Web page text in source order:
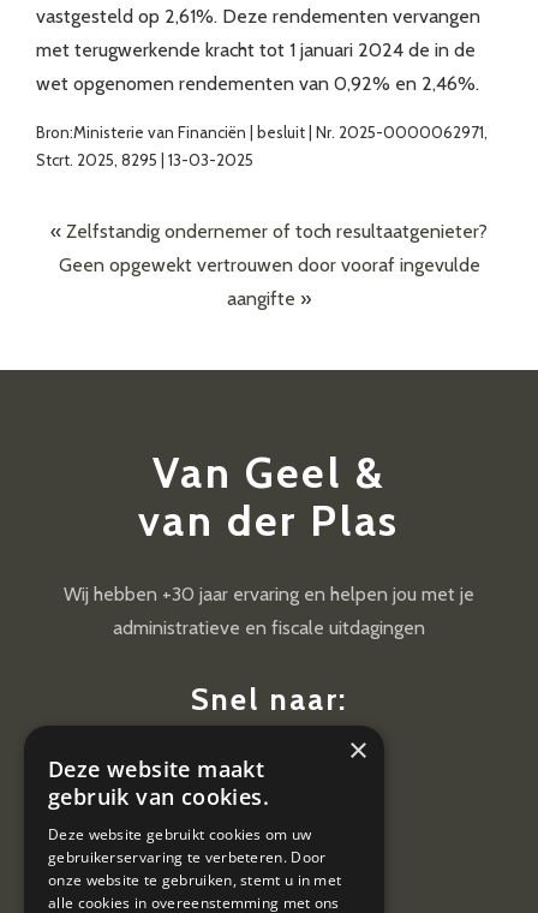
vastgesteld op 2,61%. Deze rendementen vervangen
met terugwerkende kracht tot 1 januari 2024 de in de
wet opgenomen rendementen van 0,92% en 2,46%.
Bron:Ministerie van Financiën | besluit | Nr. 2025-0000062971,
Stcrt. 2025, 8295 | 13-03-2025
« Zelfstandig ondernemer of toch resultaatgenieter?
Geen opgewekt vertrouwen door vooraf ingevulde
aangifte »
Van Geel &
van der Plas
Wij hebben +30 jaar ervaring en helpen jou met je
administratieve en fiscale uitdagingen
Snel naar:
Diensten
Vacatures
×
Deze website maakt
gebruik van cookies.
Deze website gebruikt cookies om uw
gebruikerservaring te verbeteren. Door
onze website te gebruiken, stemt u in met
alle cookies in overeenstemming met ons